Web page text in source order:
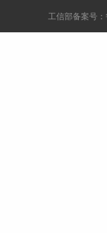
工信部备案号：